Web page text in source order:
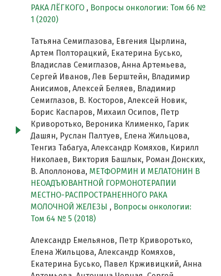
РАКА ЛЁГКОГО , Вопросы онкологии: Том 66 №
1 (2020)
Татьяна Семиглазова, Евгения Цырлина,
Артем Полторацкий, Екатерина Бусько,
Владислав Семиглазов, Анна Артемьева,
Сергей Иванов, Лев Берштейн, Владимир
Анисимов, Алексей Беляев, Владимир
Семиглазов, В. Косторов, Алексей Новик,
Борис Каспаров, Михаил Осипов, Петр
Криворотько, Вероника Клименко, Гарик
Дашян, Руслан Палтуев, Елена Жильцова,
Тенгиз Табагуа, Александр Комяхов, Кирилл
Николаев, Виктория Башлык, Роман Донских,
В. Аполлонова, МЕТФОРМИН И МЕЛАТОНИН В
НЕОАДЪЮВАНТНОЙ ГОРМОНОТЕРАПИИ
МЕСТНО-РАСПРОСТРАНЕННОГО РАКА
МОЛОЧНОЙ ЖЕЛЕЗЫ , Вопросы онкологии:
Том 64 № 5 (2018)
Александр Емельянов, Петр Криворотько,
Елена Жильцова, Александр Комяхов,
Екатерина Бусько, Павел Крживицкий, Анна